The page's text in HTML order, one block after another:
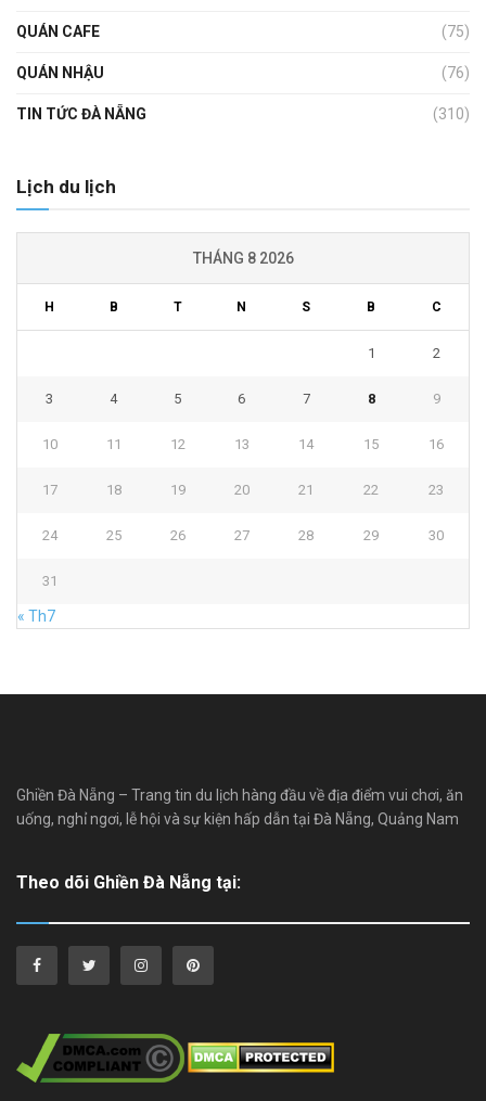
QUÁN CAFE (75)
QUÁN NHẬU (76)
TIN TỨC ĐÀ NẴNG (310)
Lịch du lịch
THÁNG 8 2026
H B T N S B C
1 2
3 4 5 6 7 8 9
10 11 12 13 14 15 16
17 18 19 20 21 22 23
24 25 26 27 28 29 30
31
« Th7
Ghiền Đà Nẵng – Trang tin du lịch hàng đầu về địa điểm vui chơi, ăn
uống, nghỉ ngơi, lễ hội và sự kiện hấp dẫn tại Đà Nẵng, Quảng Nam
Theo dõi Ghiền Đà Nẵng tại: